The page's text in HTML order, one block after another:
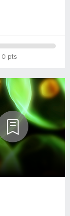
0 pts